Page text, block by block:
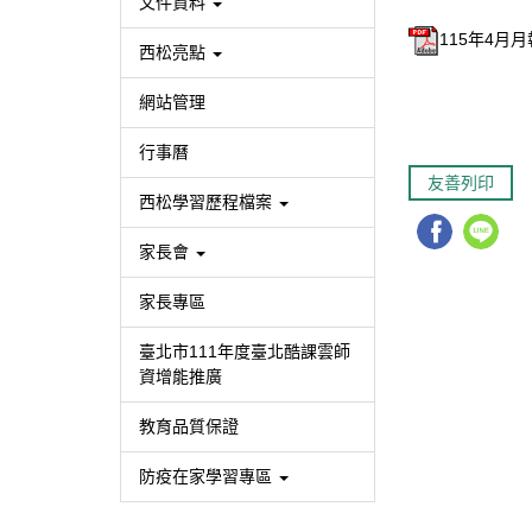
西松亮點
網站管理
行事曆
西松學習歷程檔案
家長會
家長專區
臺北市111年度臺北酷課雲師
資增能推廣
教育品質保證
防疫在家學習專區
115年4月月
友善列印